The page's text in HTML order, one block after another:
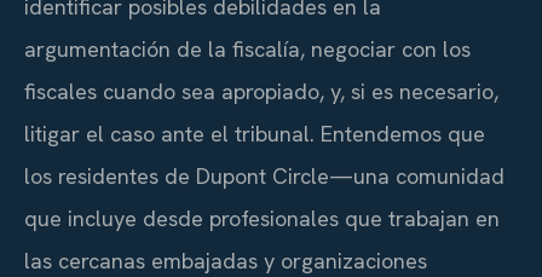
identificar posibles debilidades en la
argumentación de la fiscalía, negociar con los
fiscales cuando sea apropiado, y, si es necesario,
litigar el caso ante el tribunal. Entendemos que
los residentes de Dupont Circle—una comunidad
que incluye desde profesionales que trabajan en
las cercanas embajadas y organizaciones